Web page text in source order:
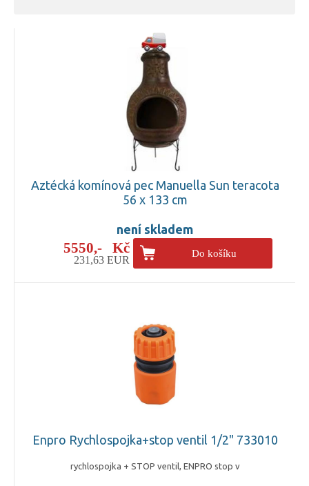
Aztécká komínová pec Manuella Sun teracota
56 x 133 cm
není skladem
5550,- Kč
231,63 EUR
Do košíku
Enpro Rychlospojka+stop ventil 1/2" 733010
rychlospojka + STOP ventil, ENPRO stop v